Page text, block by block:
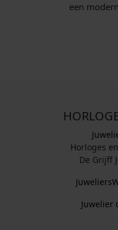
een
Horloges
De Grijff
Juwelier